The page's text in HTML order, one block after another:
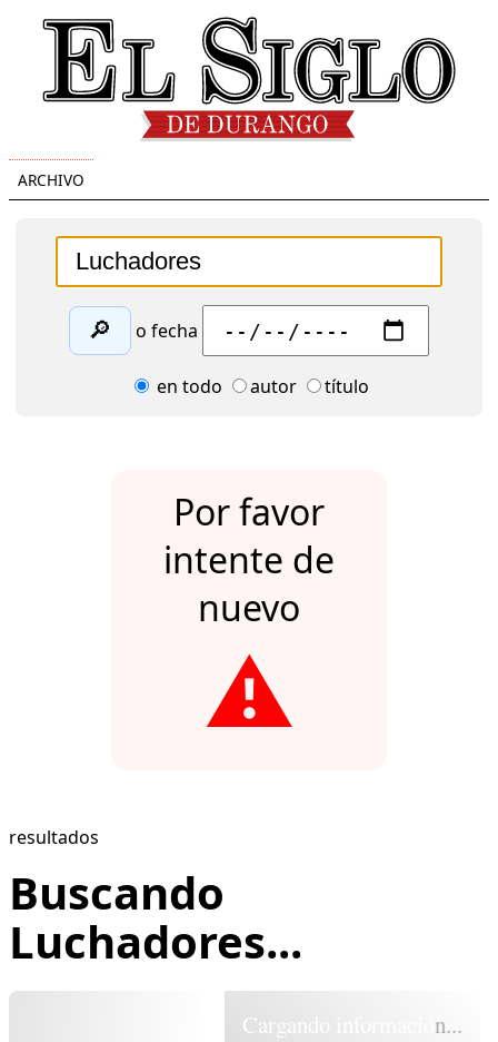
ARCHIVO
🔎 o fecha
en todo autor título
Por favor
intente de
nuevo
⚠️
resultados
Buscando
Luchadores...
Cargando información...